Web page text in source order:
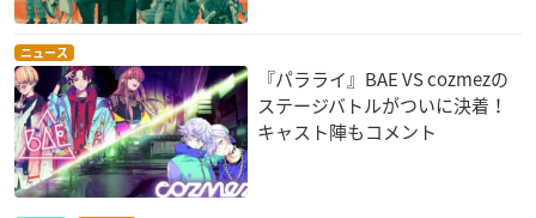
ニュース
『パラライ』BAE VS cozmezの
ステージバトルがついに決着！
キャスト陣もコメント